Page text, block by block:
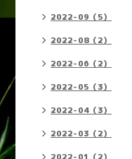
2022-09（5）
2022-08（2）
2022-06（2）
2022-05（3）
2022-04（3）
2022-03（2）